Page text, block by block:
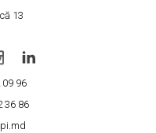
13
09 96
36 86